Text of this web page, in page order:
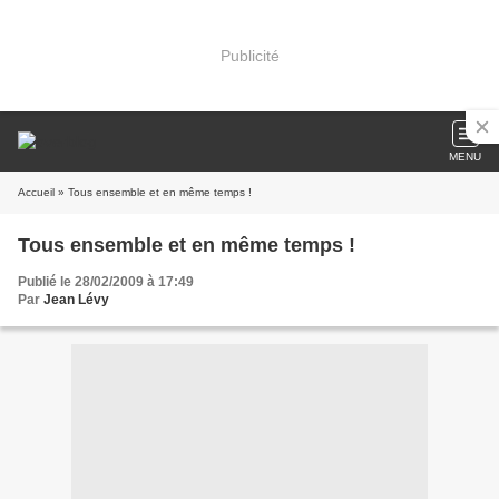
Publicité
MENU
Accueil » Tous ensemble et en même temps !
Tous ensemble et en même temps !
Publié le 28/02/2009 à 17:49
Par Jean Lévy